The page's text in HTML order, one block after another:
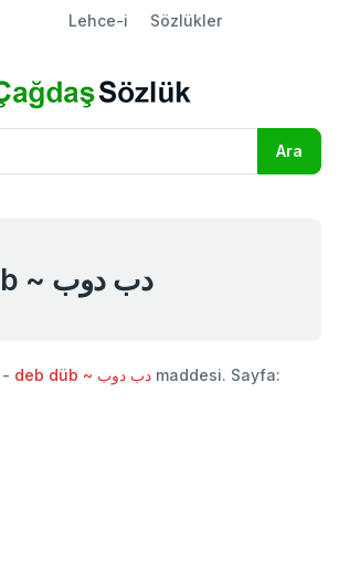
Lehce-i Sözlükler
deb düb ~ دب دوب
- deb düb ~ دب دوب maddesi. Sayfa: